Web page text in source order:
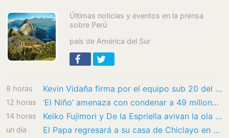
Últimas noticias y eventos en la prensa
sobre Perú
país de América del Sur
8 horas Kevin Vidaña firma por el equipo sub 20 del Sporting Cristal de Perú
12 horas ‘El Niño’ amenaza con condenar a 49 millones de personas más a una hambruna aguda
14 horas Keiko Fujimori y De la Espriella avivan la ola conservadora en Latinoamérica
un día El Papa regresará a su casa de Chiclayo en noviembre en un viaje a Perú, Argentina y…